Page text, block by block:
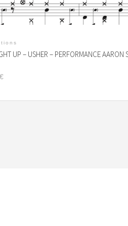
UP – USHER – PERFORMANCE AARON